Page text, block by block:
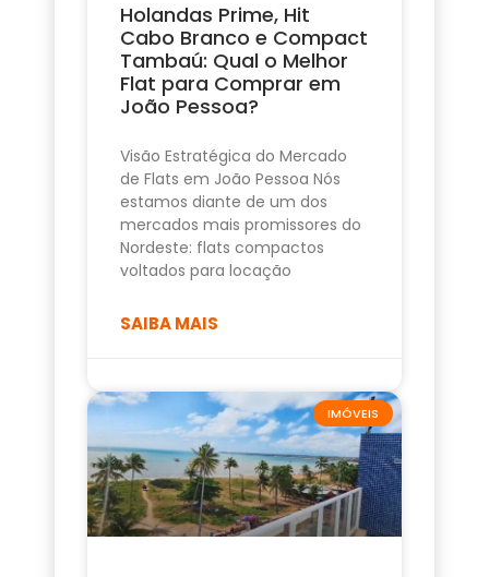
Holandas Prime, Hit
Cabo Branco e Compact
Tambaú: Qual o Melhor
Flat para Comprar em
João Pessoa?
Visão Estratégica do Mercado
de Flats em João Pessoa Nós
estamos diante de um dos
mercados mais promissores do
Nordeste: flats compactos
voltados para locação
SAIBA MAIS
IMÓVEIS